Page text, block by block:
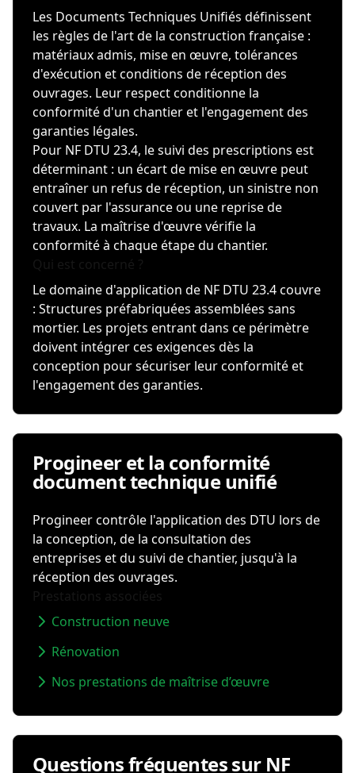
Les Documents Techniques Unifiés définissent
les règles de l'art de la construction française :
matériaux admis, mise en œuvre, tolérances
d'exécution et conditions de réception des
ouvrages. Leur respect conditionne la
conformité d'un chantier et l'engagement des
garanties légales.
Pour NF DTU 23.4, le suivi des prescriptions est
déterminant : un écart de mise en œuvre peut
entraîner un refus de réception, un sinistre non
couvert par l'assurance ou une reprise de
travaux. La maîtrise d'œuvre vérifie la
conformité à chaque étape du chantier.
Le domaine d'application de NF DTU 23.4 couvre
: Structures préfabriquées assemblées sans
mortier. Les projets entrant dans ce périmètre
doivent intégrer ces exigences dès la
conception pour sécuriser leur conformité et
l'engagement des garanties.
Progineer et la conformité
document technique unifié
Progineer contrôle l'application des DTU lors de
la conception, de la consultation des
entreprises et du suivi de chantier, jusqu'à la
réception des ouvrages.
Construction neuve
Rénovation
Nos prestations de maîtrise d’œuvre
Questions fréquentes sur NF